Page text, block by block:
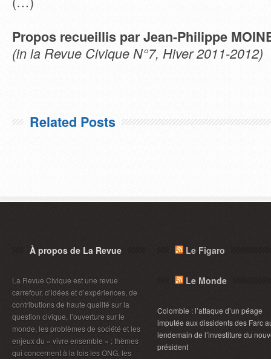
Propos recueillis par Jean-Philippe
(in la Revue Civique N°7, Hiver 2011-2012)
Related Posts
À propos de La Revue
La Revue Civique est une revue
carrefour, d’idées et d’expériences, de
contributions de haute qualité sur la
question civique, l’ouverture sur le
monde, les problèmes de société et les
enjeux du « vivre ensemble » ; thèmes
qui concernent à la fois les ONG, les
Le Figaro
Le Monde
Colombie : l’attaque d’un péage
imputée aux dissidents des Farc
lendemain de l’investiture du
président